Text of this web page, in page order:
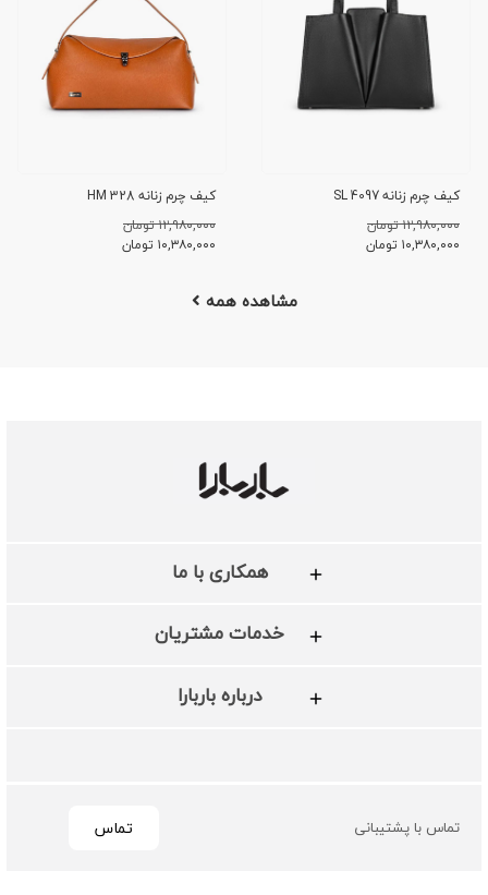
کیف چرم زنانه SL 4097
۱۲,۹۸۰,۰۰۰ تومان
۱۰,۳۸۰,۰۰۰ تومان
کیف چرم زنانه HM 328
۱۲,۹۸۰,۰۰۰ تومان
۱۰,۳۸۰,۰۰۰ تومان
مشاهده همه
همکاری با ما
خدمات مشتریان
درباره باربارا
تماس با پشتیبانی تماس